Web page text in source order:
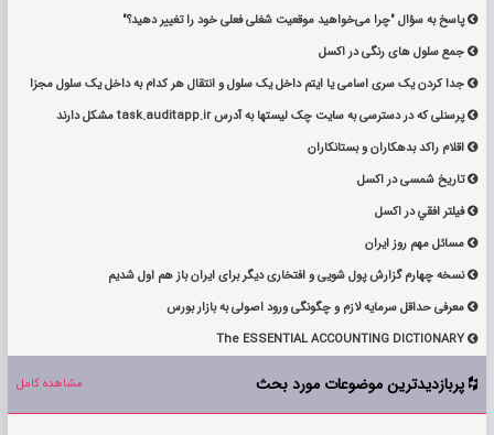
پاسخ به سؤال "چرا می‌خواهید موقعیت شغلی فعلی خود را تغییر دهید؟"
جمع سلول های رنگی در اکسل
جدا کردن یک سری اسامی یا ایتم داخل یک سلول و انتقال هر کدام به داخل یک سلول مجزا
پرسنلی که در دسترسی به سایت چک لیستها به آدرس task.auditapp.ir مشکل دارند
اقلام راكد بدهكاران و بستانكاران
تاریخ شمسی در اکسل
فيلتر افقي در اكسل
مسائل مهم روز ایران
نسخه چهارم گزارش پول شویی و افتخاری دیگر برای ایران باز هم اول شدیم
معرفی حداقل سرمایه لازم و چگونگی ورود اصولی به بازار بورس

The ESSENTIAL ACCOUNTING DICTIONARY
پربازدیدترین موضوعات مورد بحث مشاهده کامل